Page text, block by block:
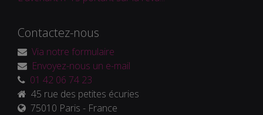
Contactez-nous
Via notre formulaire
Envoyez-nous un e-mail
01 42 06 74 23
45 rue des petites écuries
75010 Paris - France